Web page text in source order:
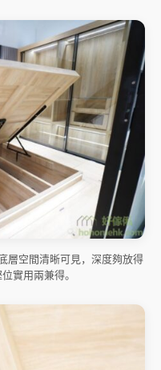
層空間清晰可見，深度夠放得
實用兩兼得。